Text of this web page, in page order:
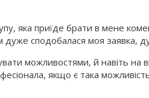
яка приїде брати в мене
дуже сподобалася моя заявка,
можливостями, й навіть на
якщо є така